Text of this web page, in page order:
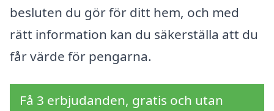
besluten du gör för ditt hem, och med
rätt information kan du säkerställa att du
får värde för pengarna.
Få 3 erbjudanden, gratis och utan